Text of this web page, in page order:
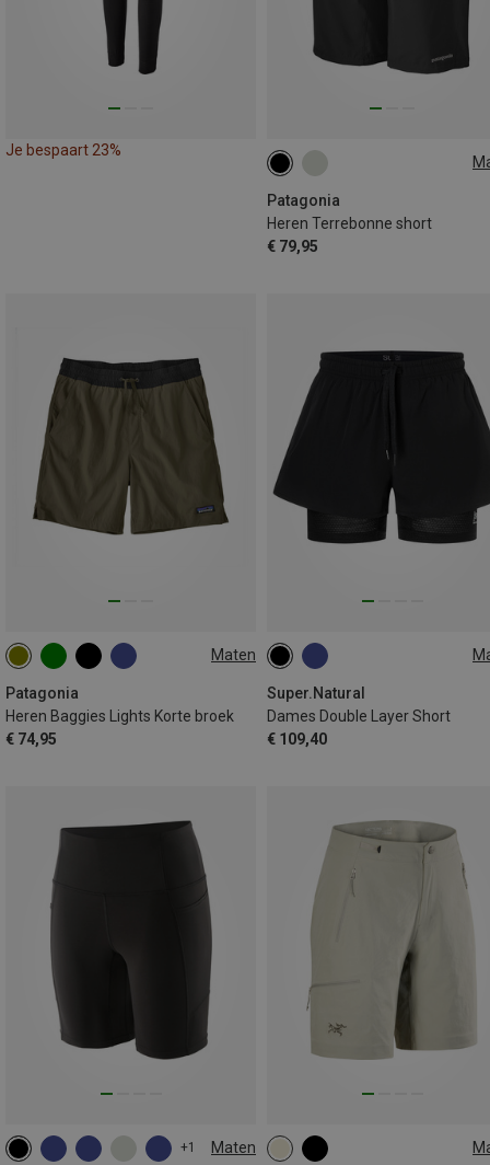
Je bespaart 23%
Patagonia
Heren Terrebonne short
€ 79,95
S M
Maten
Patagonia
Heren Baggies Lights Korte broek
€ 74,95
S M L XL
Super.Natural
Dames Double Layer Short
€ 109,40
XS S
+1 Maten
XS M XL XS L